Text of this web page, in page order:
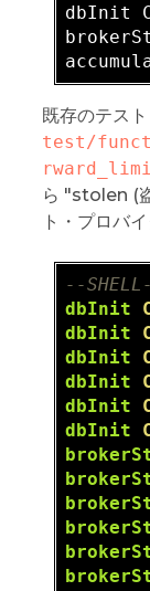
dbInit
既存のテス
test/
ら "stolen (
ト・プロバ
--
dbInit
dbInit
dbInit
dbInit
dbInit
dbInit